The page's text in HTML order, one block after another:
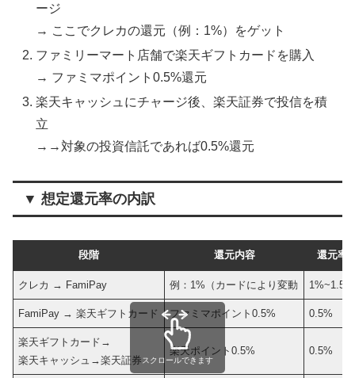
ージ
→ ここでクレカの還元（例：1%）をゲット
ファミリーマート店舗で楽天ギフトカードを購入
→ ファミマポイント0.5%還元
楽天キャッシュにチャージ後、楽天証券で投信を積
立
→→対象の投資信託であれば0.5%還元
▼ 想定還元率の内訳
段階 還元内容 還元率
クレカ → FamiPay 例：1%（カードにより変動 1%~1.5%
FamiPay → 楽天ギフトカード ファミマポイント0.5% 0.5%
楽天ギフトカード→
楽天キャッシュ→楽天証券
楽天ポイント0.5% 0.5%
スクロールできます